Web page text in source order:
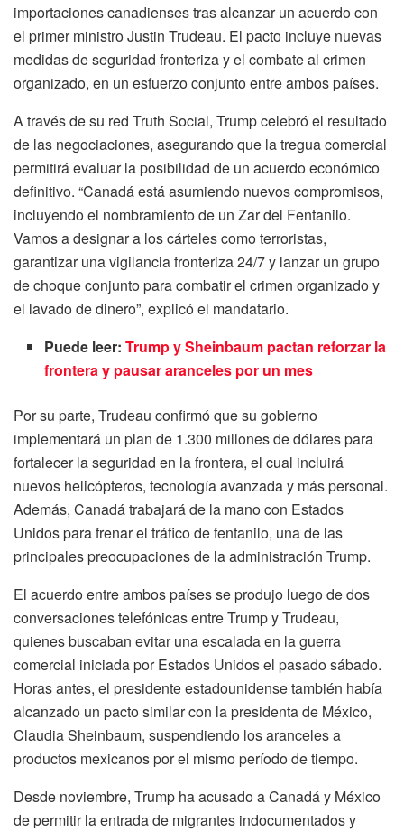
importaciones canadienses tras alcanzar un acuerdo con
el primer ministro Justin Trudeau. El pacto incluye nuevas
medidas de seguridad fronteriza y el combate al crimen
organizado, en un esfuerzo conjunto entre ambos países.
A través de su red Truth Social, Trump celebró el resultado
de las negociaciones, asegurando que la tregua comercial
permitirá evaluar la posibilidad de un acuerdo económico
definitivo. “Canadá está asumiendo nuevos compromisos,
incluyendo el nombramiento de un Zar del Fentanilo.
Vamos a designar a los cárteles como terroristas,
garantizar una vigilancia fronteriza 24/7 y lanzar un grupo
de choque conjunto para combatir el crimen organizado y
el lavado de dinero”, explicó el mandatario.
Puede leer:Trump y Sheinbaum pactan reforzar la
frontera y pausar aranceles por un mes
Por su parte, Trudeau confirmó que su gobierno
implementará un plan de 1.300 millones de dólares para
fortalecer la seguridad en la frontera, el cual incluirá
nuevos helicópteros, tecnología avanzada y más personal.
Además, Canadá trabajará de la mano con Estados
Unidos para frenar el tráfico de fentanilo, una de las
principales preocupaciones de la administración Trump.
El acuerdo entre ambos países se produjo luego de dos
conversaciones telefónicas entre Trump y Trudeau,
quienes buscaban evitar una escalada en la guerra
comercial iniciada por Estados Unidos el pasado sábado.
Horas antes, el presidente estadounidense también había
alcanzado un pacto similar con la presidenta de México,
Claudia Sheinbaum, suspendiendo los aranceles a
productos mexicanos por el mismo período de tiempo.
Desde noviembre, Trump ha acusado a Canadá y México
de permitir la entrada de migrantes indocumentados y